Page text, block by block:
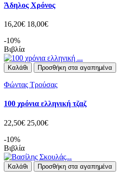
Άδηλος Χρόνος
16,20€ 18,00€
-10%
Βιβλία
Καλάθι Προσθήκη στα αγαπημένα
Φώντας Τρούσας
100 χρόνια ελληνική τζαζ
22,50€ 25,00€
-10%
Βιβλία
Καλάθι Προσθήκη στα αγαπημένα